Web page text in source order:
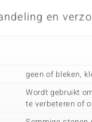
en
geen of bleken,
Wordt gebruikt
te verbeteren of